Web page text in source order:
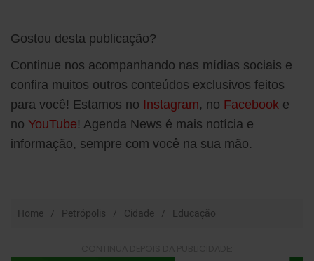
Gostou desta publicação?
Continue nos acompanhando nas mídias sociais e
confira muitos outros conteúdos exclusivos feitos
para você! Estamos no Instagram, no Facebook e
no YouTube! Agenda News é mais notícia e
informação, sempre com você na sua mão.
Home Petrópolis Cidade Educação